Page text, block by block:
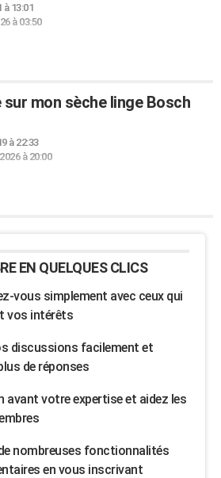
à 13:01
à 03:50
sur mon sèche linge Bosch
à 22:33
à 20:00
EN QUELQUES CLICS
vous simplement avec ceux qui
vos intérêts
discussions facilement et
de réponses
avant votre expertise et aidez les
nombreuses fonctionnalités
en vous inscrivant